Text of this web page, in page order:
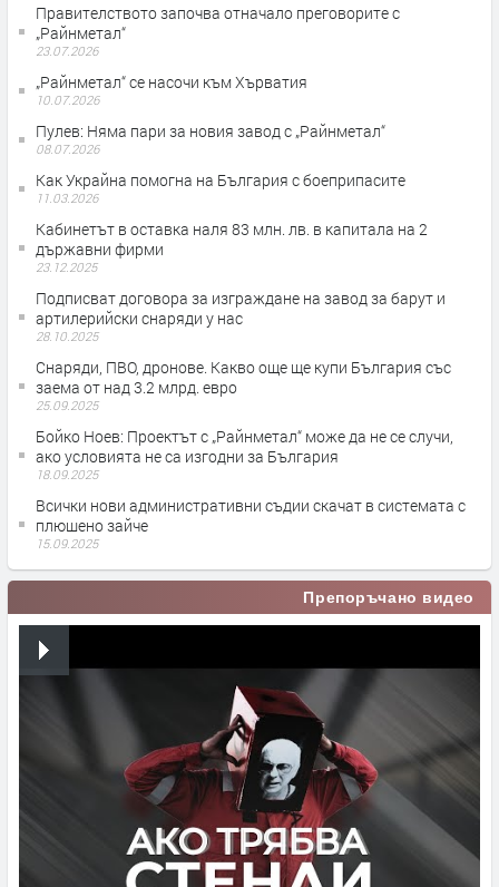
Правителството започва отначало преговорите с
„Райнметал“
23.07.2026
„Райнметал“ се насочи към Хърватия
10.07.2026
Пулев: Няма пари за новия завод с „Райнметал“
08.07.2026
Как Украйна помогна на България с боеприпасите
11.03.2026
Кабинетът в оставка наля 83 млн. лв. в капитала на 2
държавни фирми
23.12.2025
Подписват договора за изграждане на завод за барут и
артилерийски снаряди у нас
28.10.2025
Снаряди, ПВО, дронове. Какво още ще купи България със
заема от над 3.2 млрд. евро
25.09.2025
Бойко Ноев: Проектът с „Райнметал“ може да не се случи,
ако условията не са изгодни за България
18.09.2025
Всички нови административни съдии скачат в системата с
плюшено зайче
15.09.2025
Препоръчано видео